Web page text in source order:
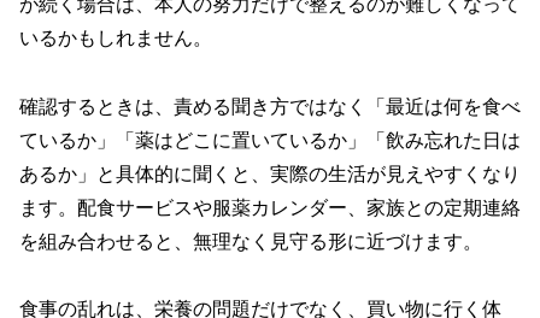
いるかもしれません。
確認するときは、責める聞き方ではなく「最近は何を食べ
ているか」「薬はどこに置いているか」「飲み忘れた日は
あるか」と具体的に聞くと、実際の生活が見えやすくなり
ます。配食サービスや服薬カレンダー、家族との定期連絡
を組み合わせると、無理なく見守る形に近づけます。
食事の乱れは、栄養の問題だけでなく、買い物に行く体